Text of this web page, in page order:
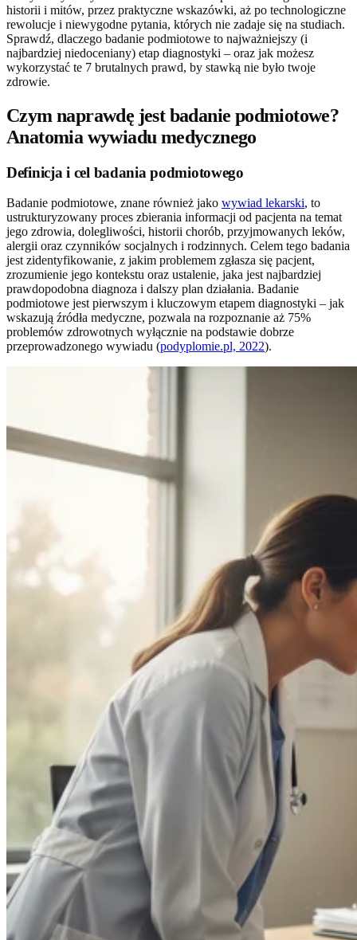
historii i mitów, przez praktyczne wskazówki, aż po technologiczne
rewolucje i niewygodne pytania, których nie zadaje się na studiach.
Sprawdź, dlaczego badanie podmiotowe to najważniejszy (i
najbardziej niedoceniany) etap diagnostyki – oraz jak możesz
wykorzystać te 7 brutalnych prawd, by stawką nie było twoje
zdrowie.
Czym naprawdę jest badanie podmiotowe?
Anatomia wywiadu medycznego
Definicja i cel badania podmiotowego
Badanie podmiotowe, znane również jako wywiad lekarski, to
ustrukturyzowany proces zbierania informacji od pacjenta na temat
jego zdrowia, dolegliwości, historii chorób, przyjmowanych leków,
alergii oraz czynników socjalnych i rodzinnych. Celem tego badania
jest zidentyfikowanie, z jakim problemem zgłasza się pacjent,
zrozumienie jego kontekstu oraz ustalenie, jaka jest najbardziej
prawdopodobna diagnoza i dalszy plan działania. Badanie
podmiotowe jest pierwszym i kluczowym etapem diagnostyki – jak
wskazują źródła medyczne, pozwala na rozpoznanie aż 75%
problemów zdrowotnych wyłącznie na podstawie dobrze
przeprowadzonego wywiadu (podyplomie.pl, 2022).